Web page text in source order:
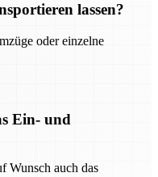
lassen?
oder einzelne
Ein- und
Wunsch auch das